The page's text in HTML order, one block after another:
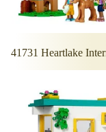
41731 Heartlake